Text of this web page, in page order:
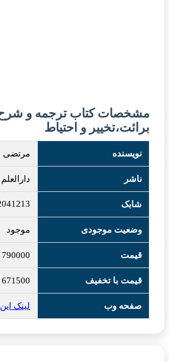
برائت،تخییر و احتیاط
نویسنده مرتضی
ناشر دارالعلم
شابک
وضعیت موجودی موجود
قیمت 790000
قیمت با تخفیف 671500
صفحه وب لینک